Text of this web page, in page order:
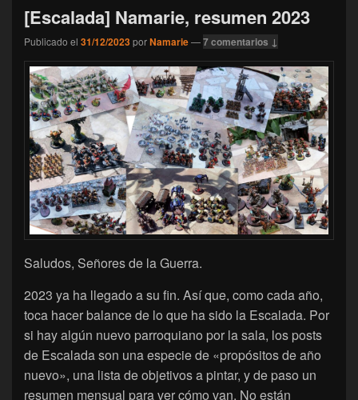
[Escalada] Namarie, resumen 2023
Publicado el 31/12/2023porNamarie—7 comentarios ↓
Saludos, Señores de la Guerra.
2023 ya ha llegado a su fin. Así que, como cada año,
toca hacer balance de lo que ha sido la Escalada. Por
si hay algún nuevo parroquiano por la sala, los posts
de Escalada son una especie de «propósitos de año
nuevo», una lista de objetivos a pintar, y de paso un
resumen mensual para ver cómo van. No están